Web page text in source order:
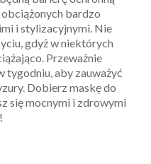
obciążonych bardzo
i stylizacyjnymi. Nie
gdyż w niektórych
Przeważnie
tygodniu, aby zauważyć
Dobierz maskę do
się mocnymi i zdrowymi